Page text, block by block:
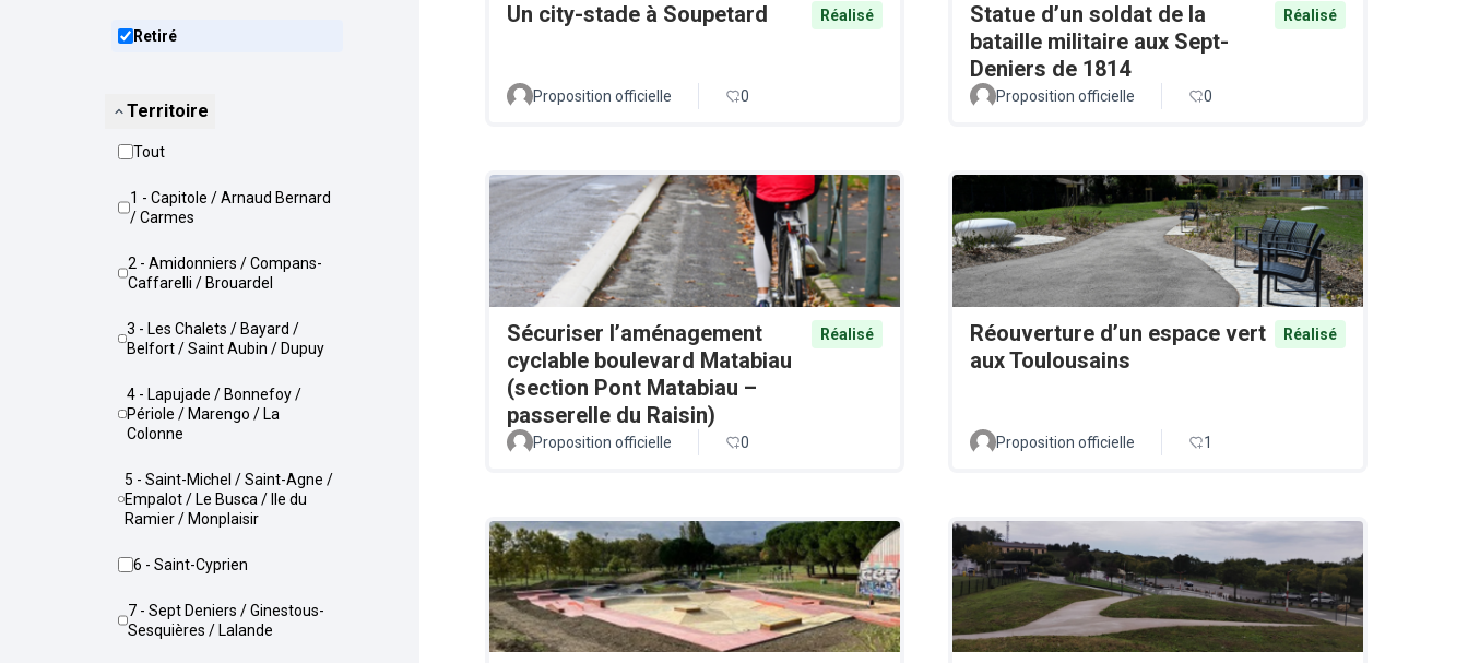
Retiré
Territoire
Tout
1 - Capitole / Arnaud Bernard
/ Carmes
2 - Amidonniers / Compans-
Caffarelli / Brouardel
3 - Les Chalets / Bayard /
Belfort / Saint Aubin / Dupuy
4 - Lapujade / Bonnefoy /
Périole / Marengo / La
Colonne
5 - Saint-Michel / Saint-Agne /
Empalot / Le Busca / Ile du
Ramier / Monplaisir
6 - Saint-Cyprien
7 - Sept Deniers / Ginestous-
Sesquières / Lalande
Un city-stade à Soupetard Réalisé
Proposition officielle 0
Statue d’un soldat de la
bataille militaire aux Sept-
Deniers de 1814
Réalisé
Proposition officielle 0
Sécuriser l’aménagement
cyclable boulevard Matabiau
(section Pont Matabiau –
passerelle du Raisin)
Réalisé
Proposition officielle 0
Réouverture d’un espace vert
aux Toulousains
Réalisé
Proposition officielle 1